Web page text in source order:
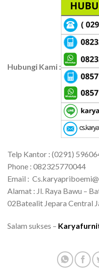
Hubungi Kami :
Telp Kantor : (0291)
Phone : 082325770044
Email :
Alamat : Jl. Raya Bawu –
02Batealit Jepara Central
Salam sukses –